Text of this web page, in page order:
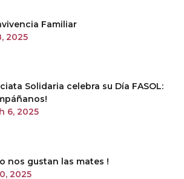
Familiar
2025
Solidaria celebra su Día FASOL:
6, 2025
nos gustan las mates !
2025